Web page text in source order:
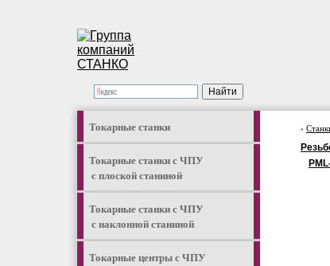
Токарные станки
Токарные станки с ЧПУ
с плоской станиной
Токарные станки с ЧПУ
с наклонной станиной
Токарные центры с ЧПУ
›